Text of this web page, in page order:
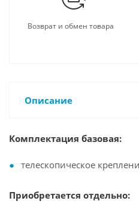
Возврат и обмен товара
Описание
Комплектация базовая:
телескопическое
Приобретается отдельно: